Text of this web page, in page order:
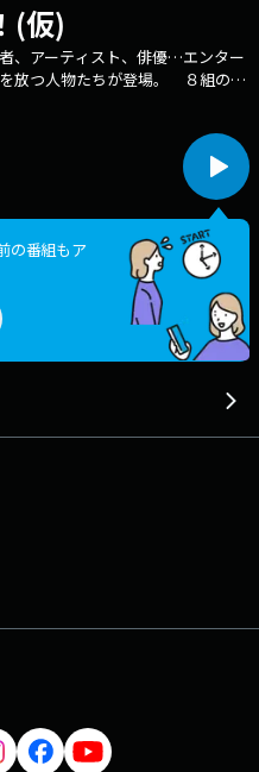
(仮)
、アーティスト、俳優…エンター
放つ人物たちが登場。 ８組の異
ロデュース（Procedure）する
イト：https://audee-
ム：
Xハッシュタグは「#ぜ
」
の番組もア